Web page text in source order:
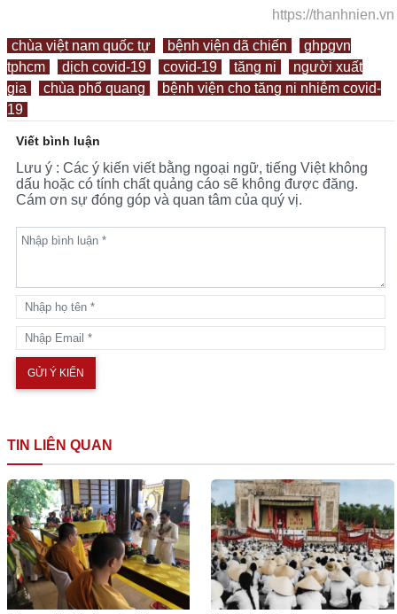
https://thanhnien.vn
chùa việt nam quốc tự bệnh viện dã chiến
ghpgvn
tphcm
dịch covid-19 covid-19 tăng ni
người xuất
gia
chùa phổ quang
bệnh viện cho tăng ni nhiễm covid-
19
Viết bình luận
Lưu ý : Các ý kiến viết bằng ngoại ngữ, tiếng Việt không
dấu hoặc có tính chất quảng cáo sẽ không được đăng.
Cám ơn sự đóng góp và quan tâm của quý vị.
TIN LIÊN QUAN